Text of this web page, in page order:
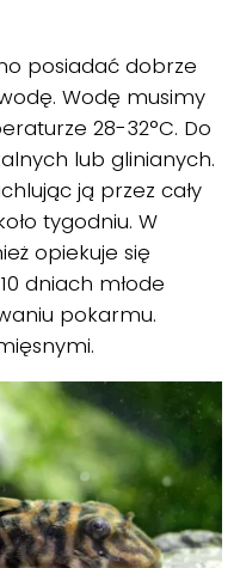
posiadać dobrze
Wodę musimy
28-32°C. Do
lub glinianych.
ją przez cały
tygodniu. W
opiekuje się
dniach młode
pokarmu.